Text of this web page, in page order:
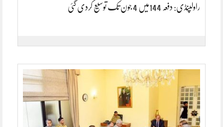
راولپنڈی: دفعہ 144میں 4 جون تک توسیع کردی گئی